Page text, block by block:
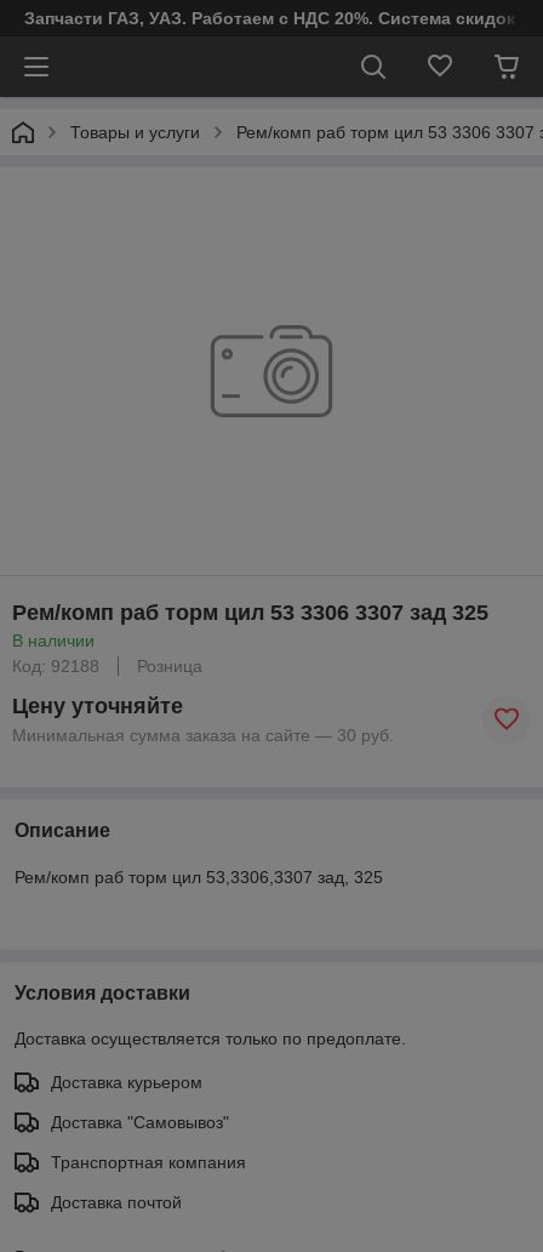
Запчасти ГАЗ, УАЗ. Работаем с НДС 20%. Система скидок
Товары и услуги Рем/комп раб торм цил 53 3306 3307
Рем/комп раб торм цил 53 3306 3307 зад 325
В наличии
Код: 92188
Розница
Цену уточняйте
Минимальная сумма заказа на сайте — 30 руб.
Описание
Рем/комп раб торм цил 53,3306,3307 зад, 325
Условия доставки
Доставка осуществляется только по предоплате.
Доставка курьером
Доставка "Самовывоз"
Транспортная компания
Доставка почтой